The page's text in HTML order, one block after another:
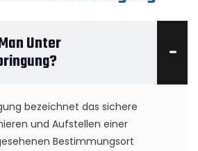
Unter
bezeichnet das sichere
und Aufstellen einer
Bestimmungsort